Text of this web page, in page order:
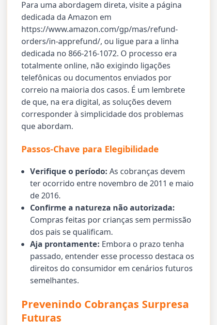
Para uma abordagem direta, visite a página
dedicada da Amazon em
https://www.amazon.com/gp/mas/refund-
orders/in-apprefund/, ou ligue para a linha
dedicada no 866-216-1072. O processo era
totalmente online, não exigindo ligações
telefônicas ou documentos enviados por
correio na maioria dos casos. É um lembrete
de que, na era digital, as soluções devem
corresponder à simplicidade dos problemas
que abordam.
Passos-Chave para Elegibilidade
Verifique o período: As cobranças devem
ter ocorrido entre novembro de 2011 e maio
de 2016.
Confirme a natureza não autorizada:
Compras feitas por crianças sem permissão
dos pais se qualificam.
Aja prontamente: Embora o prazo tenha
passado, entender esse processo destaca os
direitos do consumidor em cenários futuros
semelhantes.
Prevenindo Cobranças Surpresa
Futuras